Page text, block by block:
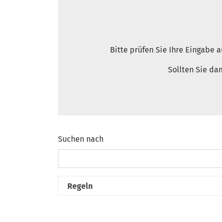
Bitte prüfen Sie Ihre Eingabe
Sollten Sie
Suchformular
Suchen nach
Regeln